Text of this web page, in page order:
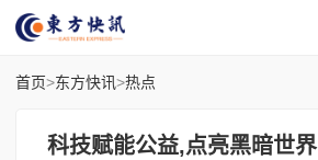
首页>东方快讯>热点
科技赋能公益,点亮黑暗世